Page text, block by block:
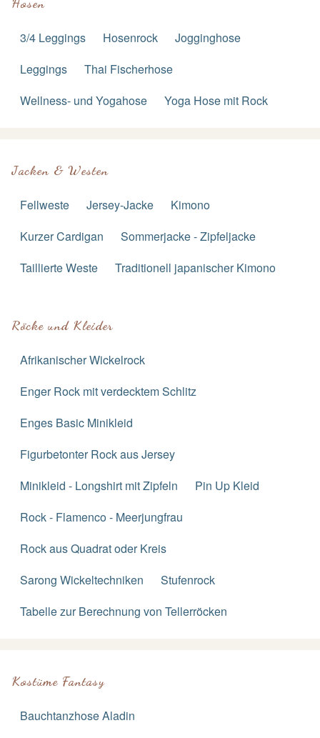
3/4 Leggings Hosenrock
Jogginghose
Leggings
Thai Fischerhose
Wellness- und Yogahose
Yoga Hose mit Rock
Jacken & Westen
Fellweste Jersey-Jacke
Kimono
Kurzer Cardigan
Sommerjacke - Zipfeljacke
Taillierte Weste
Traditionell japanischer Kimono
Röcke und Kleider
Afrikanischer Wickelrock
Enger Rock mit verdecktem Schlitz
Enges Basic Minikleid
Figurbetonter Rock aus Jersey
Minikleid - Longshirt mit Zipfeln
Pin Up Kleid
Rock - Flamenco - Meerjungfrau
Rock aus Quadrat oder Kreis
Sarong Wickeltechniken
Stufenrock
Tabelle zur Berechnung von Tellerröcken
Kostüme Fantasy
Bauchtanzhose Aladin